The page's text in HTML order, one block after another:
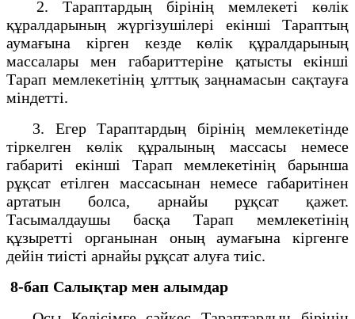
2. Тараптардың бірінің мемлекеті көлік
құралдарының жүргізушілері екінші Тараптың
аумағына кірген кезде көлік құралдарының
массалары мен габариттеріне қатысты екінші
Тарап мемлекетінің ұлттық заңнамасын сақтауға
міндетті.
3. Егер Тараптардың бірінің мемлекетінде
тіркелген көлік құралының массасы немесе
габариті екінші Тарап мемлекетінің барынша
рұқсат етілген массасынан немесе габаритінен
артатын болса, арнайы рұқсат қажет.
Тасымалдаушы басқа Тарап мемлекетінің
құзыретті органынан оның аумағына кіргенге
дейін тиісті арнайы рұқсат алуға тиіс.
8-бап Салықтар мен алымдар